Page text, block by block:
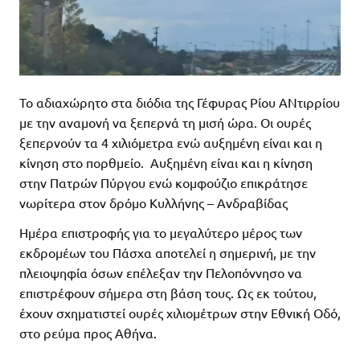
Το αδιαχώρητο στα διόδια της Γέφυρας Ρίου ΑΝτιρρίου
με την αναμονή να ξεπερνά τη μισή ώρα. Οι ουρές
ξεπερνούν τα 4 χιλιόμετρα ενώ αυξημένη είναι και η
κίνηση στο πορθμείο. Αυξημένη είναι και η κίνηση
στην Πατρών Πύργου ενώ κομφούζιο επικράτησε
νωρίτερα στον δρόμο Κυλλήνης – Ανδραβίδας
Ημέρα επιστροφής για το μεγαλύτερο μέρος των
εκδρομέων του Πάσχα αποτελεί η σημερινή, με την
πλειοψηφία όσων επέλεξαν την Πελοπόννησο να
επιστρέφουν σήμερα στη βάση τους. Ως εκ τούτου,
έχουν σχηματιστεί ουρές χιλιομέτρων στην Εθνική Οδό,
στο ρεύμα προς Αθήνα.